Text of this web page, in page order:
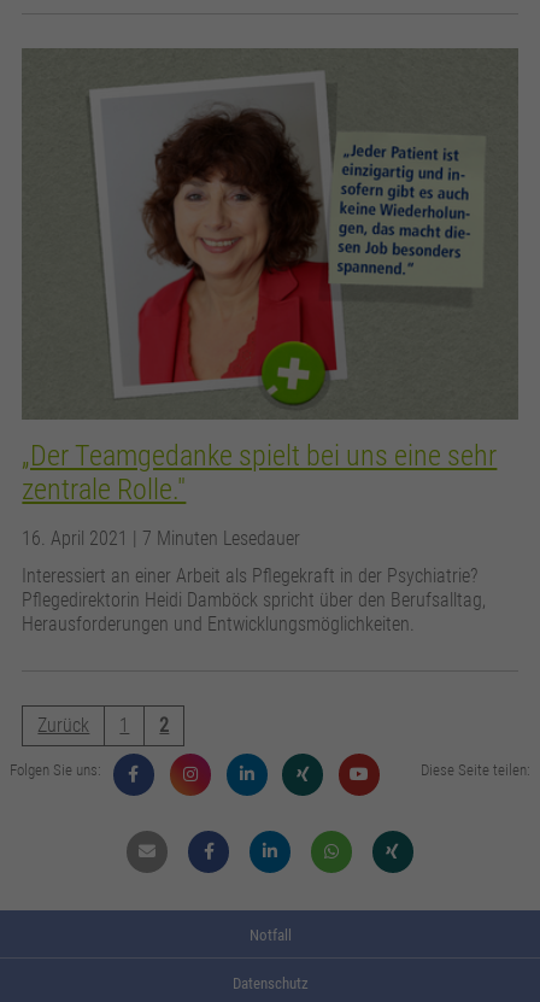
„Der Teamgedanke spielt bei uns eine sehr
zentrale Rolle."
16. April 2021 | 7 Minuten Lesedauer
Interessiert an einer Arbeit als Pflegekraft in der Psychiatrie?
Pflegedirektorin Heidi Damböck spricht über den Berufsalltag,
Herausforderungen und Entwicklungsmöglichkeiten.
Zurück 1 2
Folgen Sie uns: Diese Seite teilen:
Mail FacebookLinkdin WhatsappXing
Notfall
Datenschutz